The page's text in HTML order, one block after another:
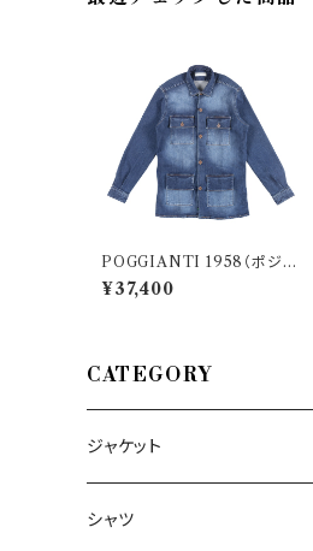
POGGIANTI 1958（ポジャ
ンティ 1958） デニムシャツ
MONTISI 26807
¥37,400
CATEGORY
ジャケット
～44/S
シャツ